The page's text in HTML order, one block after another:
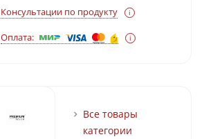
Консультации по продукту
Оплата:
Все товары
категории